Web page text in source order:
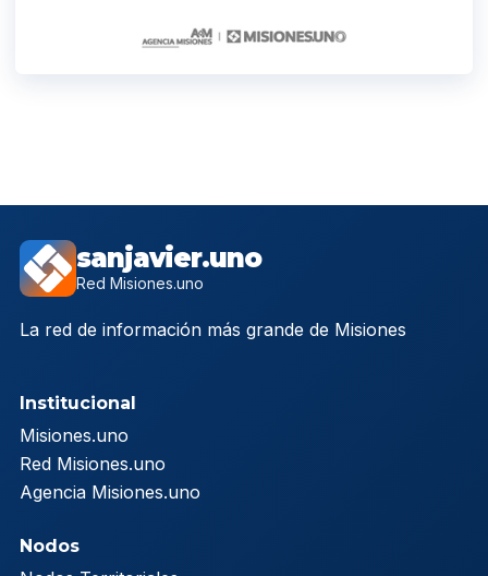
sanjavier.uno
Red Misiones.uno
La red de información más grande de Misiones
Institucional
Misiones.uno
Red Misiones.uno
Agencia Misiones.uno
Nodos